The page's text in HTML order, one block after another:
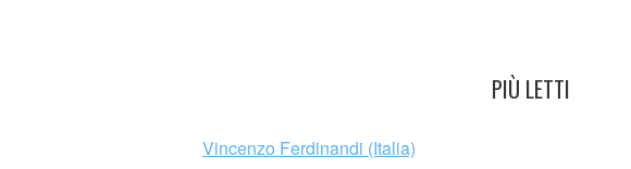
PIÙ LETTI
Vincenzo Ferdinandi (Italia)